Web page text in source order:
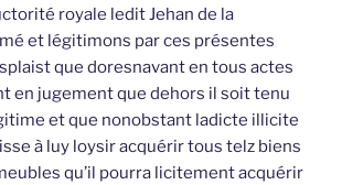
royale ledit Jehan de la
et légitimons par ces présentes
que doresnavant en tous actes
en jugement que dehors il soit tenu
et que nonobstant ladicte illicite
à luy loysir acquérir tous telz biens
qu’il pourra licitement acquérir